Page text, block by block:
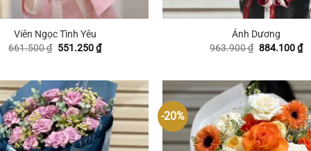
Viên Ngọc Tình Yêu
661.500₫ Giá
551.250₫Giá
551.250 ₫.
Ánh Dương
963.900₫ Giá
884.100₫Giá
-20%